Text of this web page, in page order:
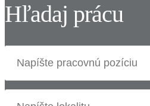
Hľadaj prácu